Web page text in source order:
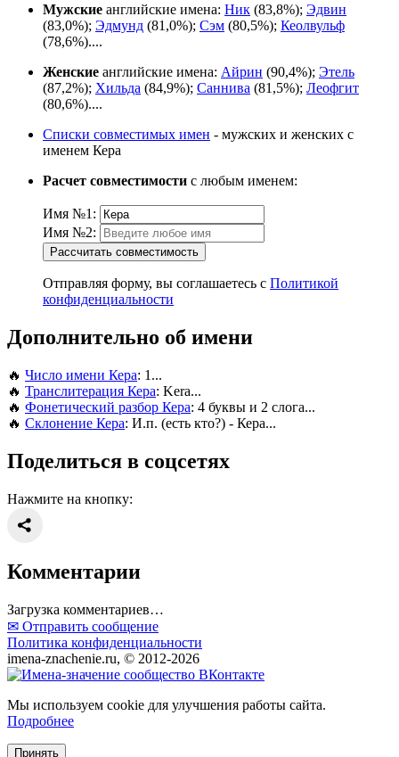
Мужские английские имена: Ник (83,8%); Эдвин
(83,0%); Эдмунд (81,0%); Сэм (80,5%); Кеолвульф
(78,6%)....
Женские английские имена: Айрин (90,4%); Этель
(87,2%); Хильда (84,9%); Саннива (81,5%); Леофгит
(80,6%)....
Списки совместимых имен - мужских и женских с
именем Кера
Расчет совместимости с любым именем:
Имя №1:
Имя №2:
Рассчитать совместимость
Отправляя форму, вы соглашаетесь с Политикой
конфиденциальности
Дополнительно об имени
🔥 Число имени Кера: 1...
🔥 Транслитерация Кера: Kera...
🔥 Фонетический разбор Кера: 4 буквы и 2 слога...
🔥 Склонение Кера: И.п. (есть кто?) - Кера...
Поделиться в соцсетях
Нажмите на кнопку:
Комментарии
Загрузка комментариев…
✉ Отправить сообщение
Политика конфиденциальности
imena-znachenie.ru, © 2012-2026
Мы используем cookie для улучшения работы сайта.
Подробнее
Принять